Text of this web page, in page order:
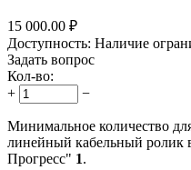
15 000.00 ₽
Доступность: Наличие
Задать вопрос
Кол-во:
+
−
Минимальное количество
линейный кабельный
Прогресс" 1.